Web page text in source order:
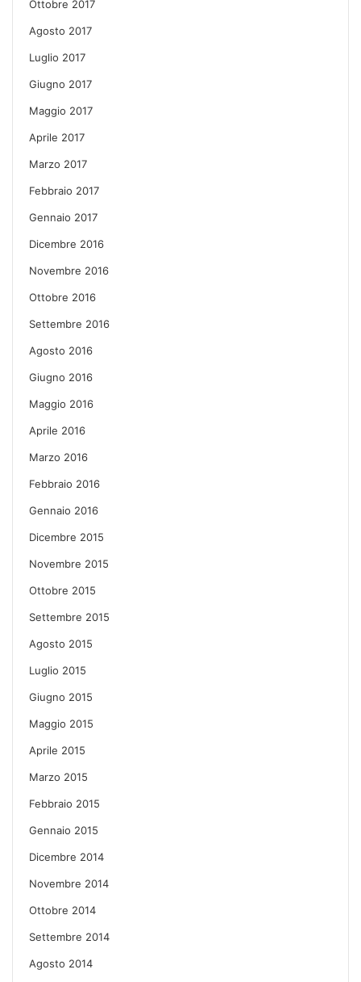
Ottobre 2017
Agosto 2017
Luglio 2017
Giugno 2017
Maggio 2017
Aprile 2017
Marzo 2017
Febbraio 2017
Gennaio 2017
Dicembre 2016
Novembre 2016
Ottobre 2016
Settembre 2016
Agosto 2016
Giugno 2016
Maggio 2016
Aprile 2016
Marzo 2016
Febbraio 2016
Gennaio 2016
Dicembre 2015
Novembre 2015
Ottobre 2015
Settembre 2015
Agosto 2015
Luglio 2015
Giugno 2015
Maggio 2015
Aprile 2015
Marzo 2015
Febbraio 2015
Gennaio 2015
Dicembre 2014
Novembre 2014
Ottobre 2014
Settembre 2014
Agosto 2014